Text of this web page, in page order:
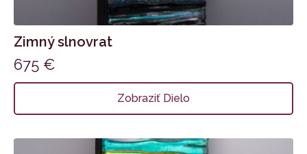
Zimný slnovrat
675 €
Zobraziť Dielo